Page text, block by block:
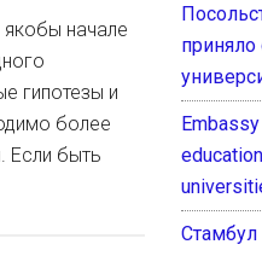
начале
гипотезы и
более
Если быть
приняло
Стамбул